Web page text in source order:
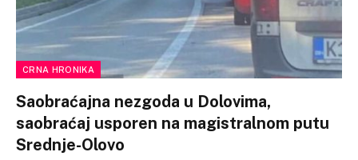
CRNA HRONIKA
Saobraćajna nezgoda u Dolovima,
saobraćaj usporen na magistralnom putu
Srednje-Olovo